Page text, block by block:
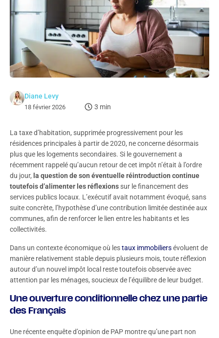
Diane Levy
18 février 2026 3 min
La taxe d’habitation, supprimée progressivement pour les
résidences principales à partir de 2020, ne concerne désormais
plus que les logements secondaires. Si le gouvernement a
récemment rappelé qu’aucun retour de cet impôt n’était à l’ordre
du jour, la question de son éventuelle réintroduction continue
toutefois d’alimenter les réflexions sur le financement des
services publics locaux. L’exécutif avait notamment évoqué, sans
suite concrète, l’hypothèse d’une contribution limitée destinée aux
communes, afin de renforcer le lien entre les habitants et les
collectivités.
Dans un contexte économique où lestaux immobiliersévoluent de
manière relativement stable depuis plusieurs mois, toute réflexion
autour d’un nouvel impôt local reste toutefois observée avec
attention par les ménages, soucieux de l’équilibre de leur budget.
Une ouverture conditionnelle chez une partie
des Français
Une récente enquête d’opinion de PAP montre qu’une part non